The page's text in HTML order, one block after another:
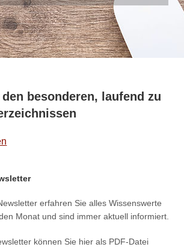
besonderen, laufend zu
erfah­ren Sie alles Wis­sens­wer­te
Monat und sind immer aktu­ell informiert.
kön­nen Sie hier als PDF-Datei